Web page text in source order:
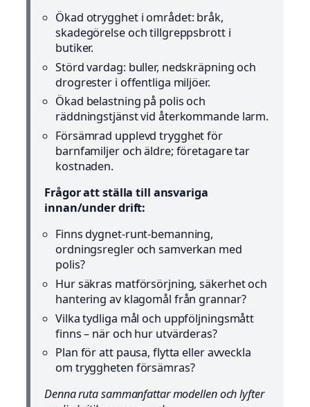
Ökad otrygghet i området: bråk,
skadegörelse och tillgreppsbrott i
butiker.
Störd vardag: buller, nedskräpning och
drogrester i offentliga miljöer.
Ökad belastning på polis och
räddningstjänst vid återkommande larm.
Försämrad upplevd trygghet för
barnfamiljer och äldre; företagare tar
kostnaden.
Frågor att ställa till ansvariga
innan/under drift:
Finns dygnet-runt-bemanning,
ordningsregler och samverkan med
polis?
Hur säkras matförsörjning, säkerhet och
hantering av klagomål från grannar?
Vilka tydliga mål och uppföljningsmått
finns – när och hur utvärderas?
Plan för att pausa, flytta eller avveckla
om tryggheten försämras?
Denna ruta sammanfattar modellen och lyfter